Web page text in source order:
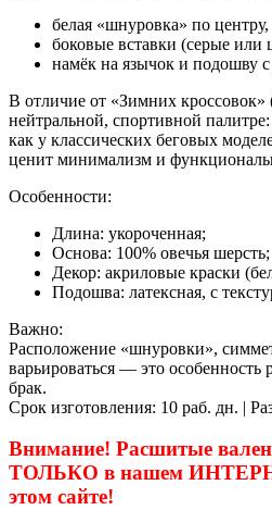
белая «шнуровка» по центру,
боковые вставки (серые или
намёк на язычок и подошву
В отличие от «Зимних
нейтральной, спортивной
как у классических беговых
ценит минимализм и
Особенности:
Длина: укороченная;
Основа: 100% овечья шерсть;
Декор: акриловые краски
Подошва: латексная, с
Важно:
Расположение «шнуровки»,
варьироваться — это особенность
брак.
Срок изготовления: 10 раб. дн. |
Внимание! Расшитые
ТОЛЬКО в нашем
этом сайте!